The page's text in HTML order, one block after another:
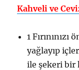
Kahveli ve
1 Fırınınızı
yağlayıp
ile şekeri bir